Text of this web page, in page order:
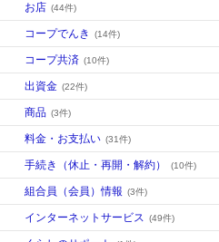
お店 (44件)
コープでんき (14件)
コープ共済 (10件)
出資金 (22件)
商品 (3件)
料金・お支払い (31件)
手続き（休止・再開・解約） (10件)
組合員（会員）情報 (3件)
インターネットサービス (49件)